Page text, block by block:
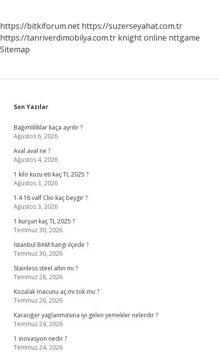
https://bitkiforum.net https://suzerseyahat.com.tr
https://tanriverdimobilya.com.tr knight online nttgame
Sitemap
Sidebar
Son Yazılar
Bağımlılıklar kaça ayrılır ?
Ağustos 6, 2026
Aval aval ne ?
Ağustos 4, 2026
1 kilo kuzu eti kaç TL 2025 ?
Ağustos 3, 2026
1.4 16 valf Clio kaç beygir ?
Ağustos 3, 2026
1 kurşun kaç TL 2025 ?
Temmuz 30, 2026
İstanbul BAM hangi ilçede ?
Temmuz 30, 2026
Stainless steel altın mı ?
Temmuz 28, 2026
Kozalak macunu aç mı tok mu ?
Temmuz 26, 2026
Karaciğer yağlanmasına iyi gelen yemekler nelerdir ?
Temmuz 24, 2026
1 inovasyon nedir ?
Temmuz 24, 2026